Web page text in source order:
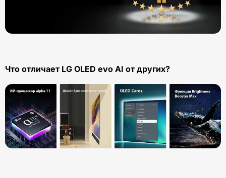
Что отличает LG OLED evo AI от других?